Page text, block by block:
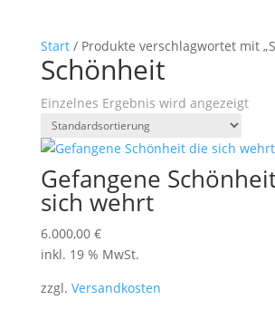
Start/ Produkte verschlagwortet mit
Schönheit
Einzelnes Ergebnis wird angezeigt
Gefangene
sich wehrt
6.000,00 €
inkl. 19 % MwSt.
zzgl. Versandkosten